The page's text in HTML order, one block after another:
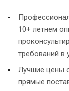
10+ летнем
требований в
Лучшие цены
прямые